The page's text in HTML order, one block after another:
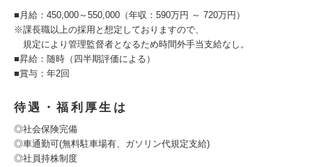
■月給：450,000～550,000（年収：590万円 ～ 720万円）
※課長職以上の採用と想定しておりますので、
規定により管理監督者となるため時間外手当支給なし。
■昇給：随時（四半期評価による）
■賞与：年2回
待遇・福利厚生は
◎社会保険完備
◎車通勤可(無料駐車場有、ガソリン代規定支給)
◎社員持株制度